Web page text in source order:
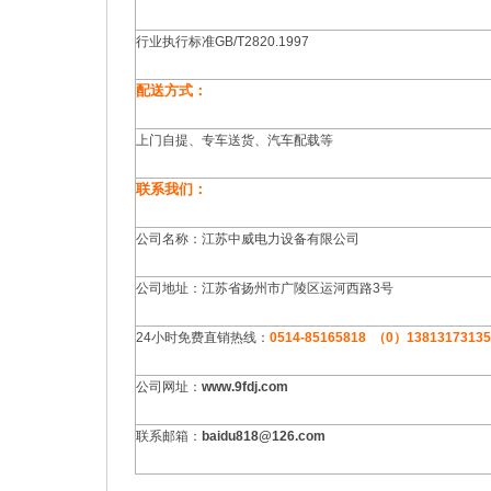
行业执行标准GB/T2820.1997
配送方式：
上门自提、专车送货、汽车配载等
联系我们：
公司名称：江苏中威电力设备有限公司
公司地址：江苏省扬州市广陵区运河西路3号
24小时免费直销热线： 0514-85165818 （0）
公司网址： www.9fdj.com
联系邮箱： baidu818@126.com